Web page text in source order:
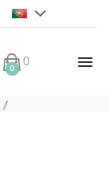
0 0€